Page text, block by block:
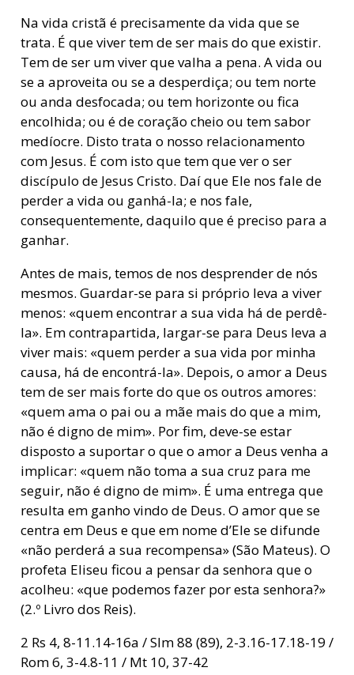
Na vida cristã é precisamente da vida que se
trata. É que viver tem de ser mais do que existir.
Tem de ser um viver que valha a pena. A vida ou
se a aproveita ou se a desperdiça; ou tem norte
ou anda desfocada; ou tem horizonte ou fica
encolhida; ou é de coração cheio ou tem sabor
medíocre. Disto trata o nosso relacionamento
com Jesus. É com isto que tem que ver o ser
discípulo de Jesus Cristo. Daí que Ele nos fale de
perder a vida ou ganhá-la; e nos fale,
consequentemente, daquilo que é preciso para a
ganhar.
Antes de mais, temos de nos desprender de nós
mesmos. Guardar-se para si próprio leva a viver
menos: «quem encontrar a sua vida há de perdê-
la». Em contrapartida, largar-se para Deus leva a
viver mais: «quem perder a sua vida por minha
causa, há de encontrá-la». Depois, o amor a Deus
tem de ser mais forte do que os outros amores:
«quem ama o pai ou a mãe mais do que a mim,
não é digno de mim». Por fim, deve-se estar
disposto a suportar o que o amor a Deus venha a
implicar: «quem não toma a sua cruz para me
seguir, não é digno de mim». É uma entrega que
resulta em ganho vindo de Deus. O amor que se
centra em Deus e que em nome d’Ele se difunde
«não perderá a sua recompensa» (São Mateus). O
profeta Eliseu ficou a pensar da senhora que o
acolheu: «que podemos fazer por esta senhora?»
(2.º Livro dos Reis).
2 Rs 4, 8-11.14-16a / Slm 88 (89), 2-3.16-17.18-19 /
Rom 6, 3-4.8-11 / Mt 10, 37-42